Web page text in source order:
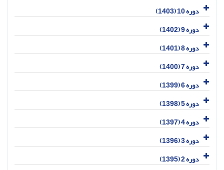
دوره 10 (1403)
دوره 9 (1402)
دوره 8 (1401)
دوره 7 (1400)
دوره 6 (1399)
دوره 5 (1398)
دوره 4 (1397)
دوره 3 (1396)
دوره 2 (1395)